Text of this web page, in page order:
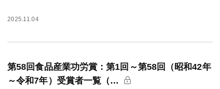
2025.11.04
第58回食品産業功労賞：第1回～第58回（昭和42年
～令和7年）受賞者一覧（…